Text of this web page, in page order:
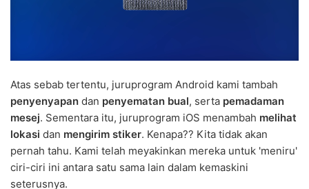
Atas sebab tertentu, juruprogram Android kami tambah
penyenyapan dan penyematan bual, serta pemadaman
mesej. Sementara itu, juruprogram iOS menambah melihat
lokasi dan mengirim stiker. Kenapa?? Kita tidak akan
pernah tahu. Kami telah meyakinkan mereka untuk 'meniru'
ciri-ciri ini antara satu sama lain dalam kemaskini
seterusnya.